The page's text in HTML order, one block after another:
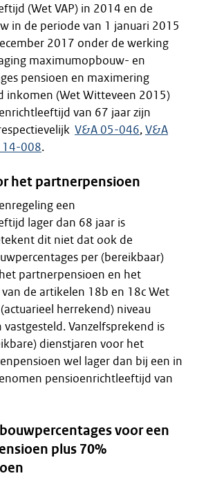
(Wet VAP) in 2014 en de
in de periode van 1 januari 2015
2017 onder de werking
maximumopbouw- en
pensioen en maximering
inkomen (Wet Witteveen 2015)
van 67 jaar zijn
V&A 05-046,V&A
14-008.
het partnerpensioen
een
lager dan 68 jaar is
dit niet dat ook de
per (bereikbaar)
partnerpensioen en het
de artikelen 18b en 18c Wet
herrekend) niveau
Vanzelfsprekend is
dienstjaren voor het
wel lager dan bij een in
pensioenrichtleeftijd van
voor een
plus 70%